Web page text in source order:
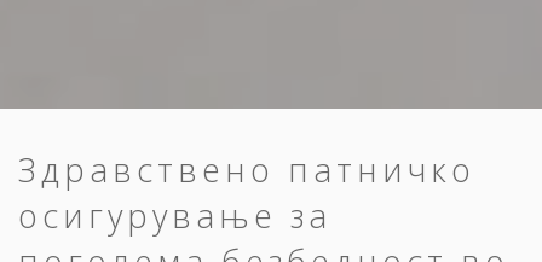
Здравствено патничко
осигурување за